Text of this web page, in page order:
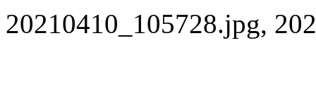
20210410_105728.jpg,